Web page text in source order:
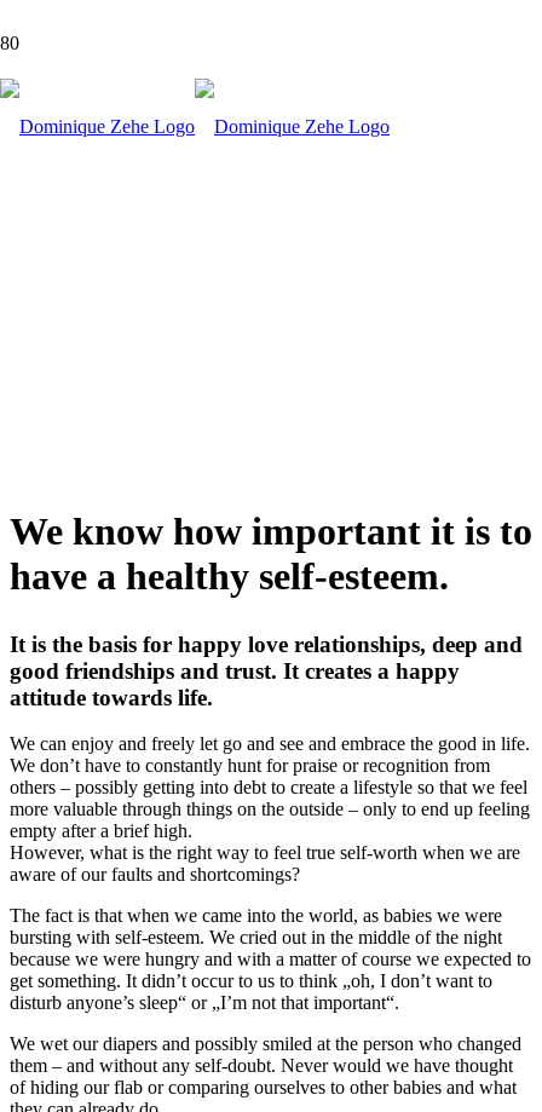
Self-Esteem
We know how important it is to
have a healthy self-esteem.
It is the basis for happy love relationships, deep and
good friendships and trust. It creates a happy
attitude towards life.
We can enjoy and freely let go and see and embrace the good in life.
We don’t have to constantly hunt for praise or recognition from
others – possibly getting into debt to create a lifestyle so that we feel
more valuable through things on the outside – only to end up feeling
empty after a brief high.
However, what is the right way to feel true self-worth when we are
aware of our faults and shortcomings?
The fact is that when we came into the world, as babies we were
bursting with self-esteem. We cried out in the middle of the night
because we were hungry and with a matter of course we expected to
get something. It didn’t occur to us to think „oh, I don’t want to
disturb anyone’s sleep“ or „I’m not that important“.
We wet our diapers and possibly smiled at the person who changed
them – and without any self-doubt. Never would we have thought
of hiding our flab or comparing ourselves to other babies and what